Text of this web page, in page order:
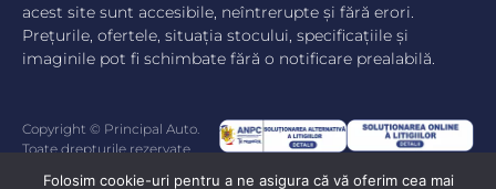
acest site sunt accesibile, neîntrerupte şi fără erori.
Preţurile, ofertele, situaţia stocului, specificaţiile şi
imaginile pot fi schimbate fără o notificare prealabilă.
Copyright © Principal Auto.
Toate drepturile rezervate.
Folosim cookie-uri pentru a ne asigura că vă oferim cea mai